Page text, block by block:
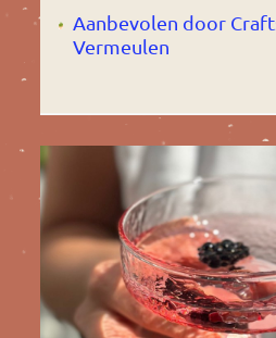
Aanbevolen door
Vermeulen